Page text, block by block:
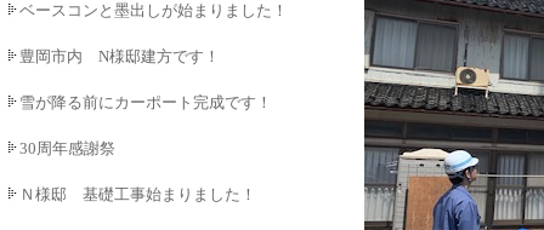
ベースコンと墨出しが始まりました！
豊岡市内 N様邸建方です！
雪が降る前にカーポート完成です！
30周年感謝祭
Ｎ様邸 基礎工事始まりました！